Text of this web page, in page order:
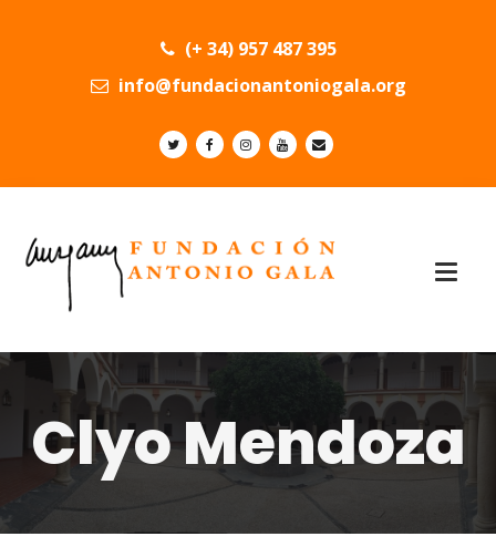
(+ 34) 957 487 395
info@fundacionantoniogala.org
Clyo Mendoza